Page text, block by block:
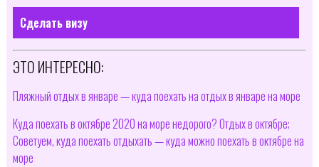
Сделать визу
ЭТО ИНТЕРЕСНО:
Пляжный отдых в январе — куда поехать на отдых в январе на море
Куда поехать в октябре 2020 на море недорого? Отдых в октябре;
Советуем, куда поехать отдыхать — куда можно поехать в октябре на
море